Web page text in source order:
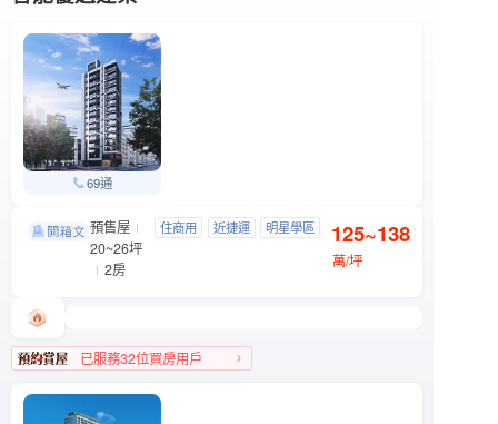
69通
織旅 松山區 八德路三段201號
預售屋
20~26坪
2房
住商用 近捷運
明星學區
125~138
萬/坪
已服務32位買房用戶